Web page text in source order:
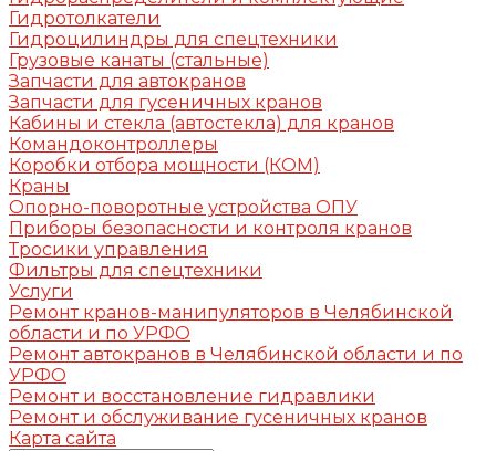
Гидротолкатели
Гидроцилиндры для спецтехники
Грузовые канаты (стальные)
Запчасти для автокранов
Запчасти для гусеничных кранов
Кабины и стекла (автостекла) для кранов
Командоконтроллеры
Коробки отбора мощности (КОМ)
Краны
Опорно-поворотные устройства ОПУ
Приборы безопасности и контроля кранов
Тросики управления
Фильтры для спецтехники
Услуги
Ремонт кранов-манипуляторов в Челябинской
области и по УРФО
Ремонт автокранов в Челябинской области и по
УРФО
Ремонт и восстановление гидравлики
Ремонт и обслуживание гусеничных кранов
Карта сайта